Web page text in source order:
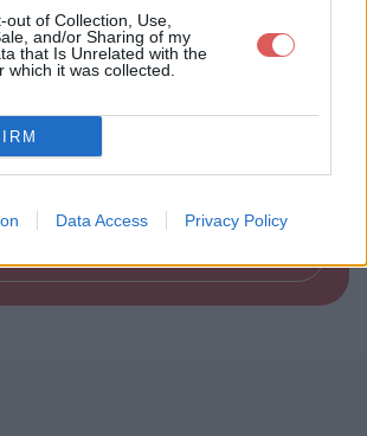
out of Collection, Use,
and/or Sharing of my
that Is Unrelated with the
which it was collected.
Data Access Privacy Policy
le fichier lel.txt
lel.txt